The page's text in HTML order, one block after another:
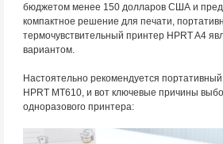
бюджетом менее 150 долларов США и
компактное решение для печати,
термочувствительный принтер HPRT A4
вариантом.
Настоятельно рекомендуется
HPRT MT610, и вот ключевые причины
одноразового принтера: